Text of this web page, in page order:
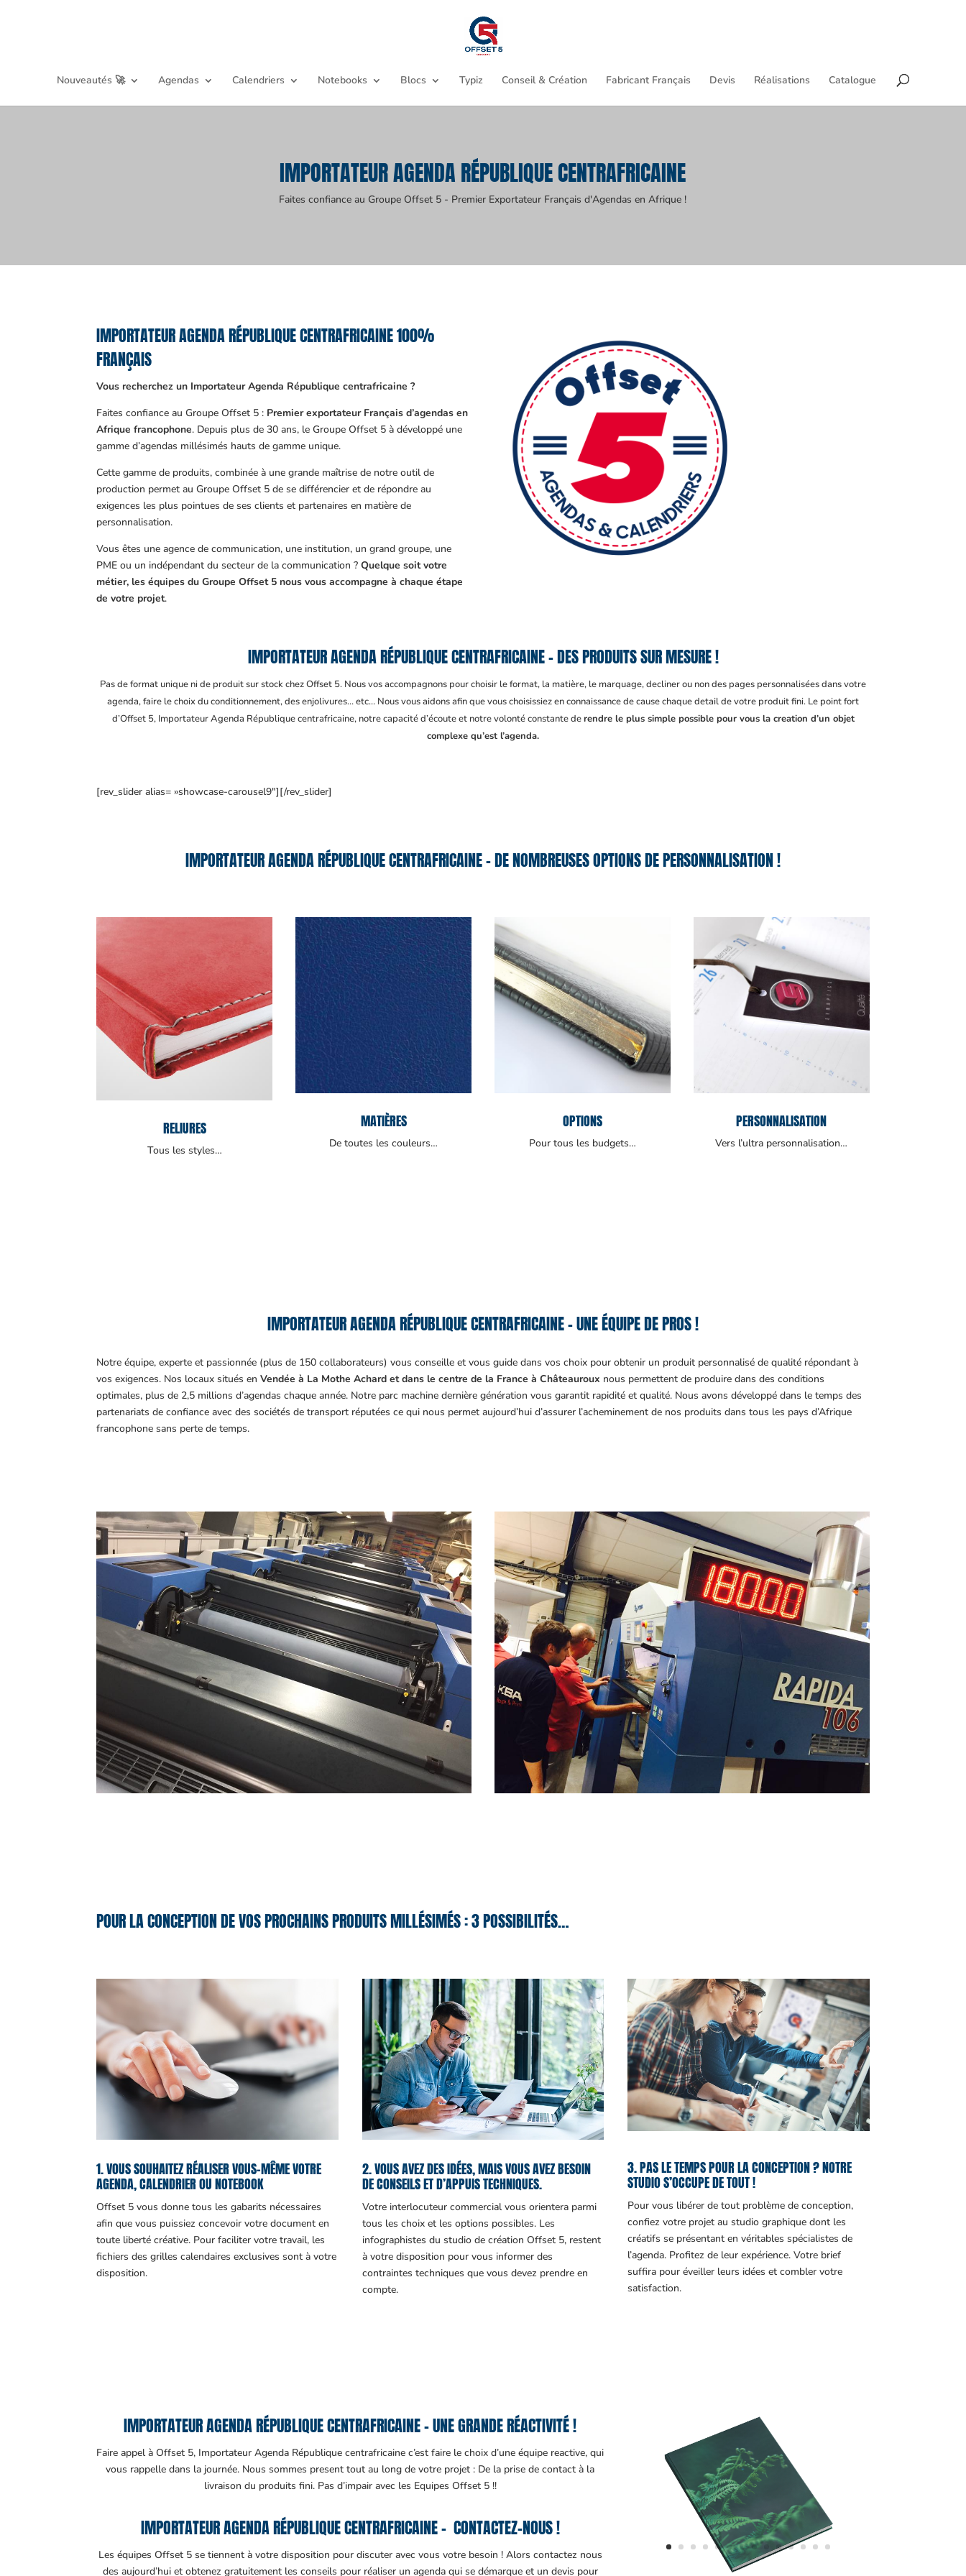
Nouveautés 🚀 Agendas Calendriers Notebooks Blocs Typiz Conseil & Création Fabricant Français Devis Réalisations Catalogue
IMPORTATEUR AGENDA RÉPUBLIQUE CENTRAFRICAINE
Faites confiance au Groupe Offset 5 - Premier Exportateur Français d'Agendas en Afrique !
IMPORTATEUR AGENDA RÉPUBLIQUE CENTRAFRICAINE 100%
FRANÇAIS
Vous recherchez un Importateur Agenda République centrafricaine ?
Faites confiance au Groupe Offset 5 : Premier exportateur Français d’agendas en
Afrique francophone. Depuis plus de 30 ans, le Groupe Offset 5 à développé une
gamme d’agendas millésimés hauts de gamme unique.
Cette gamme de produits, combinée à une grande maîtrise de notre outil de
production permet au Groupe Offset 5 de se différencier et de répondre au
exigences les plus pointues de ses clients et partenaires en matière de
personnalisation.
Vous êtes une agence de communication, une institution, un grand groupe, une
PME ou un indépendant du secteur de la communication ?Quelque soit votre
métier, les équipes du Groupe Offset 5 nous vous accompagne à chaque étape
de votre projet.
IMPORTATEUR AGENDA RÉPUBLIQUE CENTRAFRICAINE – DES PRODUITS SUR MESURE !
Pas de format unique ni de produit sur stock chez Offset 5. Nous vos accompagnons pour choisir le format, la matière, le marquage, decliner ou non des pages personnalisées dans votre
agenda, faire le choix du conditionnement, des enjolivures… etc… Nous vous aidons afin que vous choisissiez en connaissance de cause chaque detail de votre produit fini. Le point fort
d’Offset 5, Importateur Agenda République centrafricaine, notre capacité d’écoute et notre volonté constante derendre le plus simple possible pour vous la creation d’un objet
complexe qu’est l’agenda.
[rev_slider alias= »showcase-carousel9″][/rev_slider]
IMPORTATEUR AGENDA RÉPUBLIQUE CENTRAFRICAINE – DE NOMBREUSES OPTIONS DE PERSONNALISATION !
RELIURES
Tous les styles…
MATIÈRES
De toutes les couleurs…
OPTIONS
Pour tous les budgets…
PERSONNALISATION
Vers l’ultra personnalisation…
IMPORTATEUR AGENDA RÉPUBLIQUE CENTRAFRICAINE – UNE ÉQUIPE DE PROS !
Notre équipe, experte et passionnée (plus de 150 collaborateurs) vous conseille et vous guide dans vos choix pour obtenir un produit personnalisé de qualité répondant à
vos exigences. Nos locaux situés enVendée à La Mothe Achard et dans le centre de la France à Châteauroux nous permettent de produire dans des conditions
optimales, plus de 2,5 millions d’agendas chaque année. Notre parc machine dernière génération vous garantit rapidité et qualité. Nous avons développé dans le temps des
partenariats de confiance avec des sociétés de transport réputées ce qui nous permet aujourd’hui d’assurer l’acheminement de nos produits dans tous les pays d’Afrique
francophone sans perte de temps.
POUR LA CONCEPTION DE VOS PROCHAINS PRODUITS MILLÉSIMÉS : 3 POSSIBILITÉS…
1. VOUS SOUHAITEZ RÉALISER VOUS-MÊME VOTRE
AGENDA, CALENDRIER OU NOTEBOOK
Offset 5 vous donne tous les gabarits nécessaires
afin que vous puissiez concevoir votre document en
toute liberté créative. Pour faciliter votre travail, les
fichiers des grilles calendaires exclusives sont à votre
disposition.
2. VOUS AVEZ DES IDÉES, MAIS VOUS AVEZ BESOIN
DE CONSEILS ET D’APPUIS TECHNIQUES.
Votre interlocuteur commercial vous orientera parmi
tous les choix et les options possibles. Les
infographistes du studio de création Offset 5, restent
à votre disposition pour vous informer des
contraintes techniques que vous devez prendre en
compte.
3. PAS LE TEMPS POUR LA CONCEPTION ? NOTRE
STUDIO S’OCCUPE DE TOUT !
Pour vous libérer de tout problème de conception,
confiez votre projet au studio graphique dont les
créatifs se présentant en véritables spécialistes de
l’agenda. Profitez de leur expérience. Votre brief
suffira pour éveiller leurs idées et combler votre
satisfaction.
IMPORTATEUR AGENDA RÉPUBLIQUE CENTRAFRICAINE – UNE GRANDE RÉACTIVITÉ !
Faire appel à Offset 5, Importateur Agenda République centrafricaine c’est faire le choix d’une équipe reactive, qui
vous rappelle dans la journée. Nous sommes present tout au long de votre projet : De la prise de contact à la
livraison du produits fini. Pas d’impair avec les Equipes Offset 5 !!
IMPORTATEUR AGENDA RÉPUBLIQUE CENTRAFRICAINE – CONTACTEZ-NOUS !
Les équipes Offset 5 se tiennent à votre disposition pour discuter avec vous votre besoin ! Alors contactez nous
des aujourd’hui et obtenez gratuitement les conseils pour réaliser un agenda qui se démarque et un devis pour